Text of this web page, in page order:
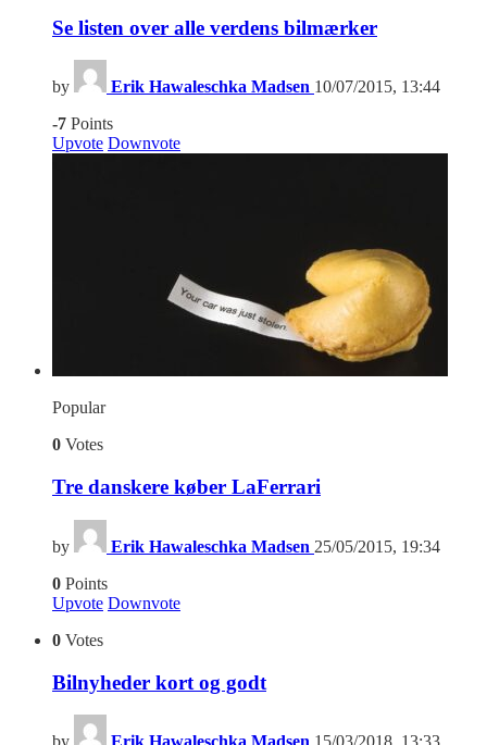
Se listen over alle verdens bilmærker
by Erik Hawaleschka Madsen 10/07/2015, 13:44
-7 Points
Upvote Downvote
Popular
0 Votes
Tre danskere køber LaFerrari
by Erik Hawaleschka Madsen 25/05/2015, 19:34
0 Points
Upvote Downvote
0 Votes
Bilnyheder kort og godt